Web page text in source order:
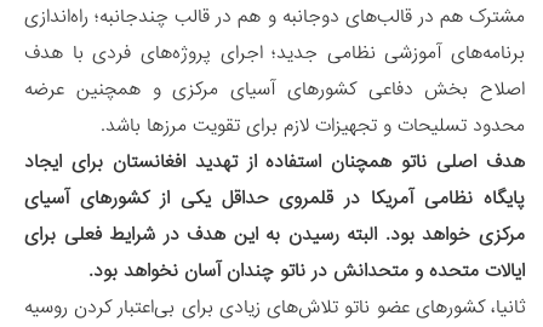
مشترک هم در قالب‌های دوجانبه و هم در قالب چندجانبه؛ راه‌اندازی
برنامه‌های آموزشی نظامی جدید؛ اجرای پروژه‌های فردی با هدف
اصلاح بخش دفاعی کشورهای آسیای مرکزی و همچنین عرضه
محدود تسلیحات و تجهیزات لازم برای تقویت مرزها باشد.
هدف اصلی ناتو همچنان استفاده از تهدید افغانستان برای ایجاد
پایگاه نظامی آمریکا در قلمروی حداقل یکی از کشورهای آسیای
مرکزی خواهد بود. البته رسیدن به این هدف در شرایط فعلی برای
ایالات متحده و متحدانش در ناتو چندان آسان نخواهد بود.
ثانیا، کشورهای عضو ناتو تلاش‌های زیادی برای بی‌اعتبار کردن روسیه